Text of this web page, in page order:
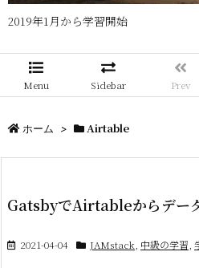
2019年1月から学習開始
Menu Sidebar Prev
ホーム > Airtable
GatsbyでAirtableからデー
2021-04-04 JAMstack 中級の学習